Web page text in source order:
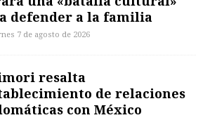
defender a la familia
7 de agosto de 2026
resalta
de relaciones
con México